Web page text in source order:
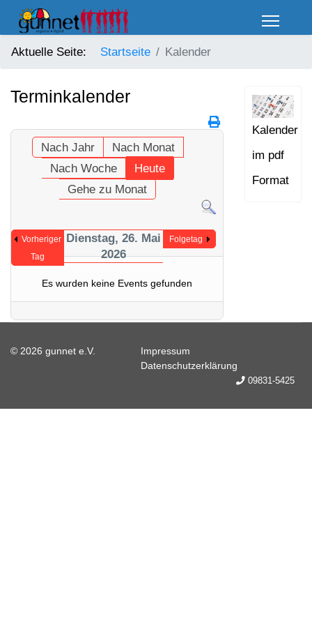
Aktuelle Seite: Startseite Kalender
Terminkalender
Nach Jahr
Nach Monat
Nach Woche
Heute
Gehe zu Monat
Vorheriger
Tag
Dienstag, 26. Mai
2026
Folgetag
Es wurden keine Events gefunden
Kalender
im pdf
Format
© 2026 gunnet e.V.
Impressum
Datenschutzerklärung
09831-5425